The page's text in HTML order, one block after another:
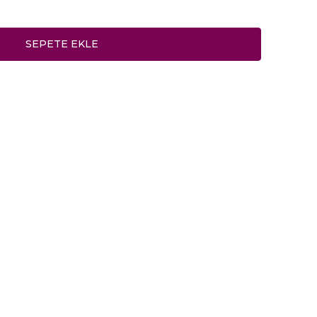
SEPETE EKLE